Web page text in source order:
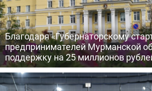
Благодаря «Губернаторскому
предпринимателей Мурманской
поддержку на 25 миллионов